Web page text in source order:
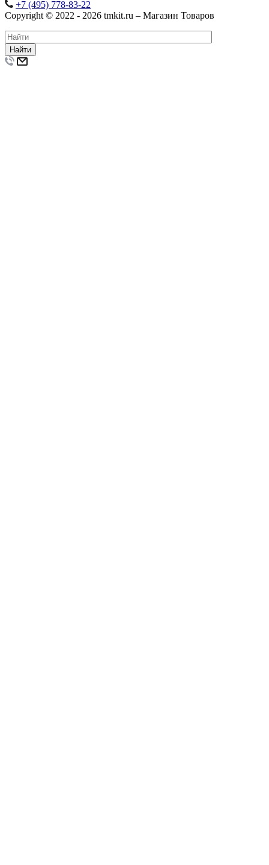
+7 (495) 778-83-22
Copyright © 2022 - 2026 tmkit.ru – Магазин Товаров
Найти